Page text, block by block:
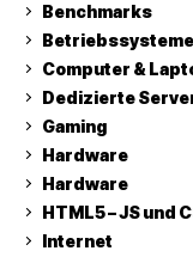
Benchmarks
Betriebssysteme
Computer &
Dedizierte
Gaming
Hardware
Hardware
HTML5 – JS und
Internet